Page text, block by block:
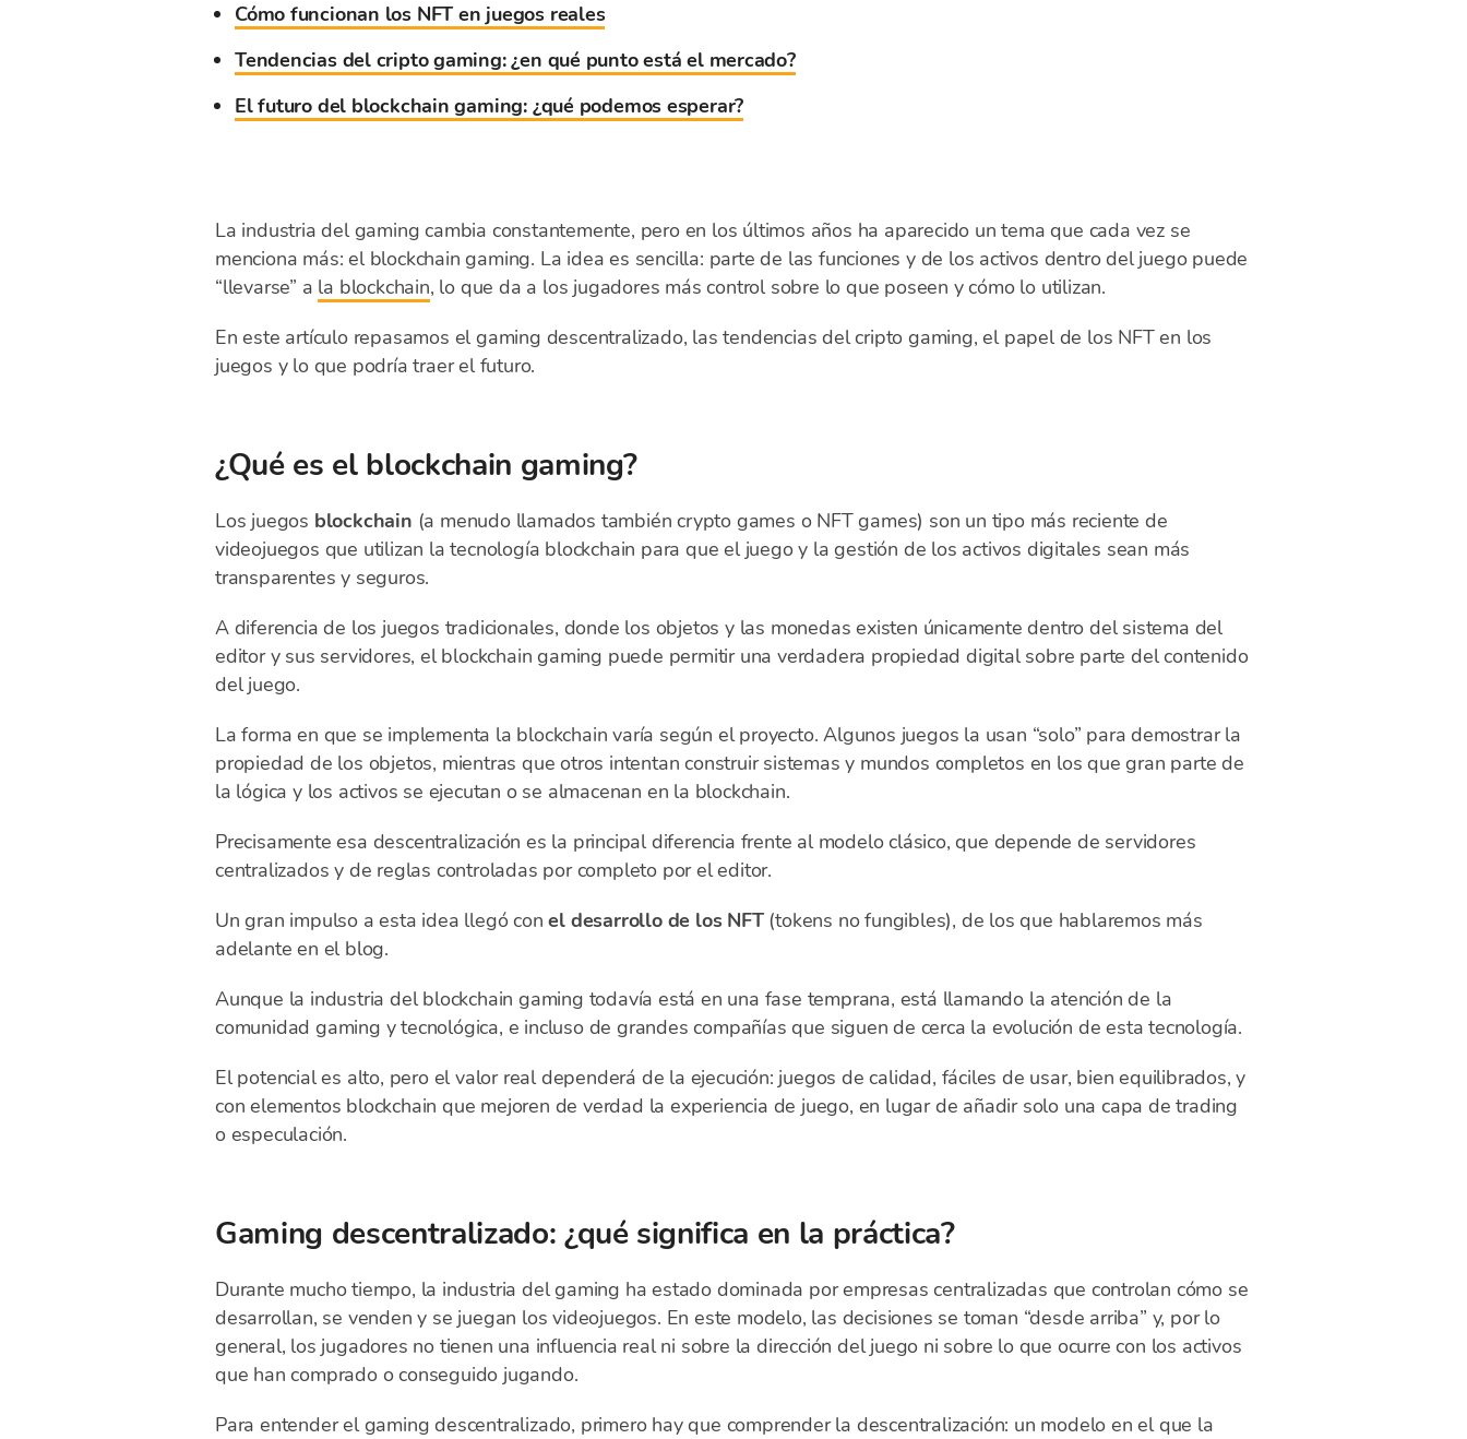
Cómo funcionan los NFT en juegos reales
Tendencias del cripto gaming: ¿en qué punto está el mercado?
El futuro del blockchain gaming: ¿qué podemos esperar?
La industria del gaming cambia constantemente, pero en los últimos años ha aparecido un tema que cada vez se
menciona más: el blockchain gaming. La idea es sencilla: parte de las funciones y de los activos dentro del juego puede
“llevarse” a la blockchain, lo que da a los jugadores más control sobre lo que poseen y cómo lo utilizan.
En este artículo repasamos el gaming descentralizado, las tendencias del cripto gaming, el papel de los NFT en los
juegos y lo que podría traer el futuro.
¿Qué es el blockchain gaming?
Los juegos blockchain (a menudo llamados también crypto games o NFT games) son un tipo más reciente de
videojuegos que utilizan la tecnología blockchain para que el juego y la gestión de los activos digitales sean más
transparentes y seguros.
A diferencia de los juegos tradicionales, donde los objetos y las monedas existen únicamente dentro del sistema del
editor y sus servidores, el blockchain gaming puede permitir una verdadera propiedad digital sobre parte del contenido
del juego.
La forma en que se implementa la blockchain varía según el proyecto. Algunos juegos la usan “solo” para demostrar la
propiedad de los objetos, mientras que otros intentan construir sistemas y mundos completos en los que gran parte de
la lógica y los activos se ejecutan o se almacenan en la blockchain.
Precisamente esa descentralización es la principal diferencia frente al modelo clásico, que depende de servidores
centralizados y de reglas controladas por completo por el editor.
Un gran impulso a esta idea llegó conel desarrollo de los NFT(tokens no fungibles), de los que hablaremos más
adelante en el blog.
Aunque la industria del blockchain gaming todavía está en una fase temprana, está llamando la atención de la
comunidad gaming y tecnológica, e incluso de grandes compañías que siguen de cerca la evolución de esta tecnología.
El potencial es alto, pero el valor real dependerá de la ejecución: juegos de calidad, fáciles de usar, bien equilibrados, y
con elementos blockchain que mejoren de verdad la experiencia de juego, en lugar de añadir solo una capa de trading
o especulación.
Gaming descentralizado: ¿qué significa en la práctica?
Durante mucho tiempo, la industria del gaming ha estado dominada por empresas centralizadas que controlan cómo se
desarrollan, se venden y se juegan los videojuegos. En este modelo, las decisiones se toman “desde arriba” y, por lo
general, los jugadores no tienen una influencia real ni sobre la dirección del juego ni sobre lo que ocurre con los activos
que han comprado o conseguido jugando.
Para entender el gaming descentralizado, primero hay que comprender la descentralización: un modelo en el que la